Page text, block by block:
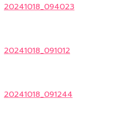
20241018_094023
20241018_091012
20241018_091244